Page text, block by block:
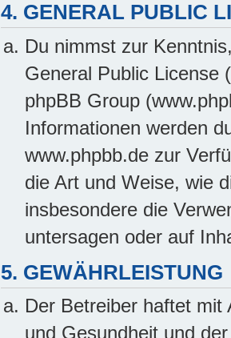
4. GENERAL PUBLIC
Du nimmst zur
General Public License
phpBB Group
Informationen werden
www.phpbb.de zur
die Art und Weise, wie
insbesondere die
untersagen oder auf
5. GEWÄHRLEISTUNG
Der Betreiber haftet mit
und Gesundheit und